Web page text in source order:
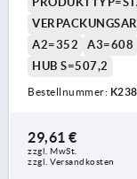
A2=352
A3=608
HUB S=507,2
Bestellnummer:
29,61 €
zzgl. MwSt.
zzgl. Versandkosten